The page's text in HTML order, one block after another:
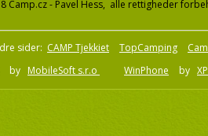
Camp.cz - Pavel Hess, alle rettigheder
sider: CAMP Tjekkiet TopCamping
by MobileSoft s.r.o WinPhone by